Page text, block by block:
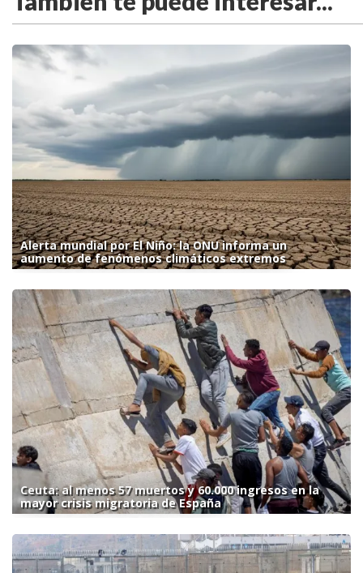
Alerta mundial por El Niño: la ONU informa un
aumento de fenómenos climáticos extremos
Ceuta: al menos 57 muertos y 60.000 ingresos en la
mayor crisis migratoria de España